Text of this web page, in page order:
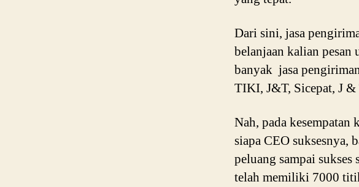
Dari sini, jasa
belanjaan kalian
banyak jasa
TIKI, J&T, Sicepat, J &
Nah, pada
siapa CEO suksesnya,
peluang sampai
telah memiliki 7000